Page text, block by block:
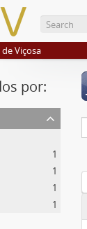
Viçosa
por:
1
1
1
1